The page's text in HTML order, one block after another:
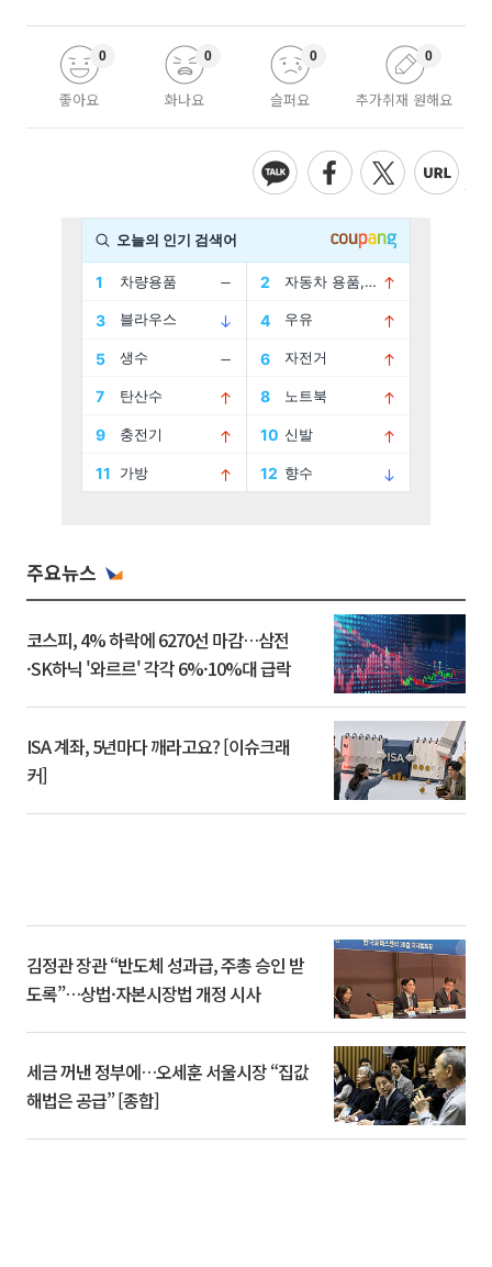
좋아요
0
화나요
0
슬퍼요
0
추가취재 원해요
0
주요뉴스
코스피, 4% 하락에 6270선 마감…삼전
·SK하닉 '와르르' 각각 6%·10%대 급락
ISA 계좌, 5년마다 깨라고요? [이슈크래
커]
김정관 장관 “반도체 성과급, 주총 승인 받
도록”…상법·자본시장법 개정 시사
세금 꺼낸 정부에…오세훈 서울시장 “집값
해법은 공급” [종합]